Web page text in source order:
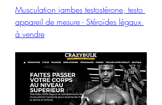
Musculation jambes testostérone, testo
appareil de mesure - Stéroïdes légaux
à vendre